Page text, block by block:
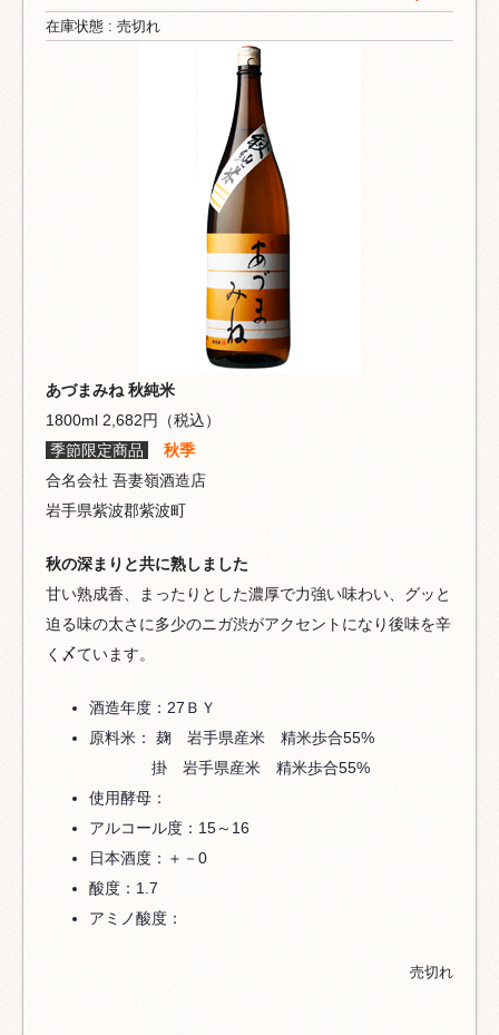
在庫状態 : 売切れ
あづまみね 秋純米
1800ml 2,682円（税込）
季節限定商品
秋季
合名会社 吾妻嶺酒造店
岩手県紫波郡紫波町
秋の深まりと共に熟しました
甘い熟成香、まったりとした濃厚で力強い味わい、グッと
迫る味の太さに多少のニガ渋がアクセントになり後味を辛
く〆ています。
酒造年度：27ＢＹ
原料米： 麹 岩手県産米 精米歩合55%
掛 岩手県産米 精米歩合55%
使用酵母：
アルコール度：15～16
日本酒度：＋－0
酸度：1.7
アミノ酸度：
売切れ